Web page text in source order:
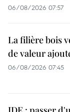
06/08/2026 07:57
La filière bois
de valeur
06/08/2026 07:45